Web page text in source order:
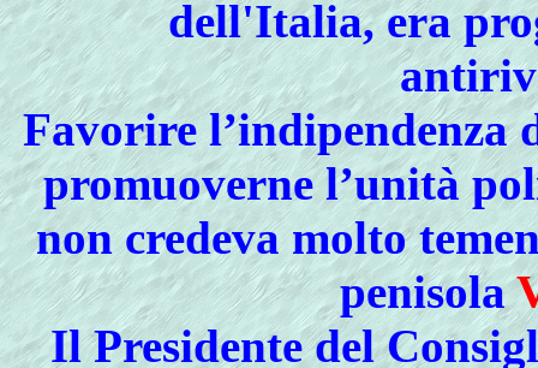
dell'Italia, era
Favorire l’indipendenza
promuoverne l’unità
non credeva molto
penisola
Il Presidente del